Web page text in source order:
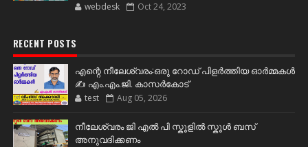
webdesk Oct 24, 2023
RECENT POSTS
എന്റെ നീലേശ്വരം:ഒരു റോഡ് പിളർത്തിയ ഓർമ്മകൾ
✍️ എം.എം.ജി. കാസർകോട്
test Aug 05, 2026
നീലേശ്വരം ജി എൽ പി സ്കൂളിൽ സ്കൂൾ ബസ്
അനുവദിക്കണം